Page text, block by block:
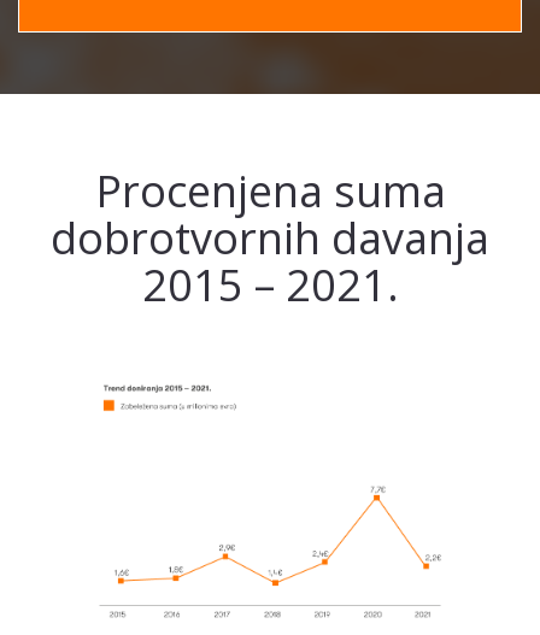
Procenjena suma
dobrotvornih davanja
2015 – 2021.